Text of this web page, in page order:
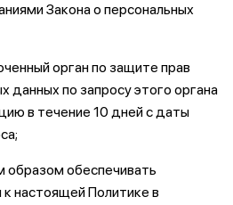
Закона о персональных
орган по защите прав
данных по запросу этого органа
в течение 10 дней с даты
образом обеспечивать
настоящей Политике в